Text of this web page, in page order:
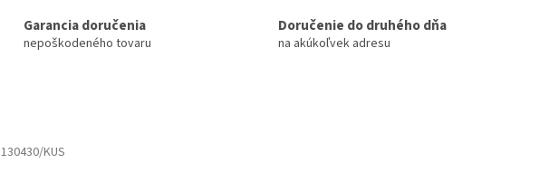
Garancia doručenia
nepoškodeného tovaru
Doručenie do druhého dňa
na akúkoľvek adresu
130430/KUS